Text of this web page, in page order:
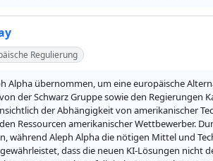
Regulierung
übernommen, um eine europäische
der Schwarz Gruppe sowie den Regierungen
der Abhängigkeit von amerikanischer
Ressourcen amerikanischer Wettbewerber.
während Aleph Alpha die nötigen Mittel und
dass die neuen KI-Lösungen nicht